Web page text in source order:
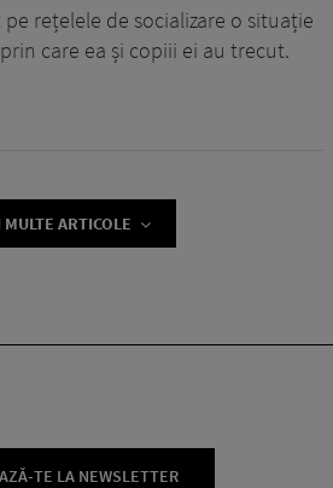
rețelele de socializare o situație
care ea și copiii ei au trecut.
MULTE ARTICOLE
TE LA NEWSLETTER